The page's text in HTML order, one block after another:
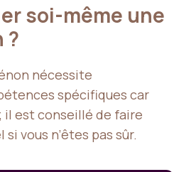
soi-même une
?
nécessite
spécifiques car
il est conseillé de faire
vous n’êtes pas sûr.